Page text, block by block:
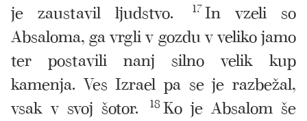
je zaustavil ljudstvo.
17In vzeli so
Absaloma, ga vrgli v gozdu v veliko jamo
ter postavili nanj silno velik kup
kamenja. Ves Izrael pa se je razbežal,
vsak v svoj šotor.
18 Ko je Absalom še